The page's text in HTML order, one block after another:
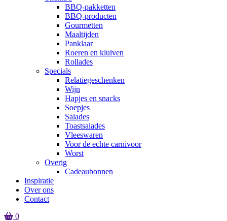
BBQ-pakketten
BBQ-producten
Gourmetten
Maaltijden
Panklaar
Roeren en kluiven
Rollades
Specials
Relatiegeschenken
Wijn
Hapjes en snacks
Soepjes
Salades
Toastsalades
Vleeswaren
Voor de echte carnivoor
Worst
Overig
Cadeaubonnen
Inspiratie
Over ons
Contact
0